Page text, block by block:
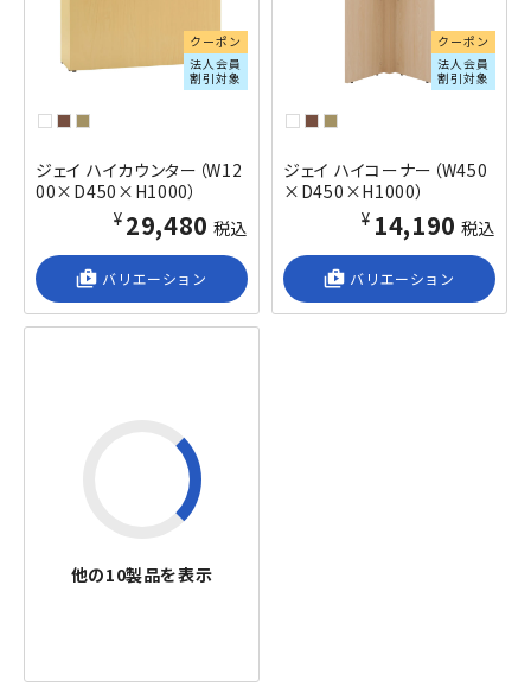
クーポン
法人会員
割引対象
ジェイ ハイカウンター（W12
00×D450×H1000）
¥29,480 税込
shop_2 バリエーション
クーポン
法人会員
割引対象
ジェイ ハイコーナー（W450
×D450×H1000）
¥14,190 税込
shop_2 バリエーション
他の10製品を表示